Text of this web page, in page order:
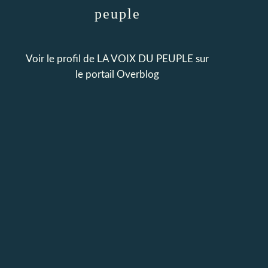
peuple
Voir le profil de LA VOIX DU PEUPLE sur
le portail Overblog